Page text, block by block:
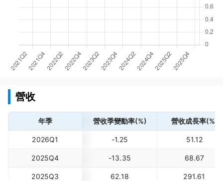
營收
年季 營收季變動率(%) 營收成長率(%)
2026Q1 -1.25 51.12
2025Q4 -13.35 68.67
2025Q3 62.18 291.61